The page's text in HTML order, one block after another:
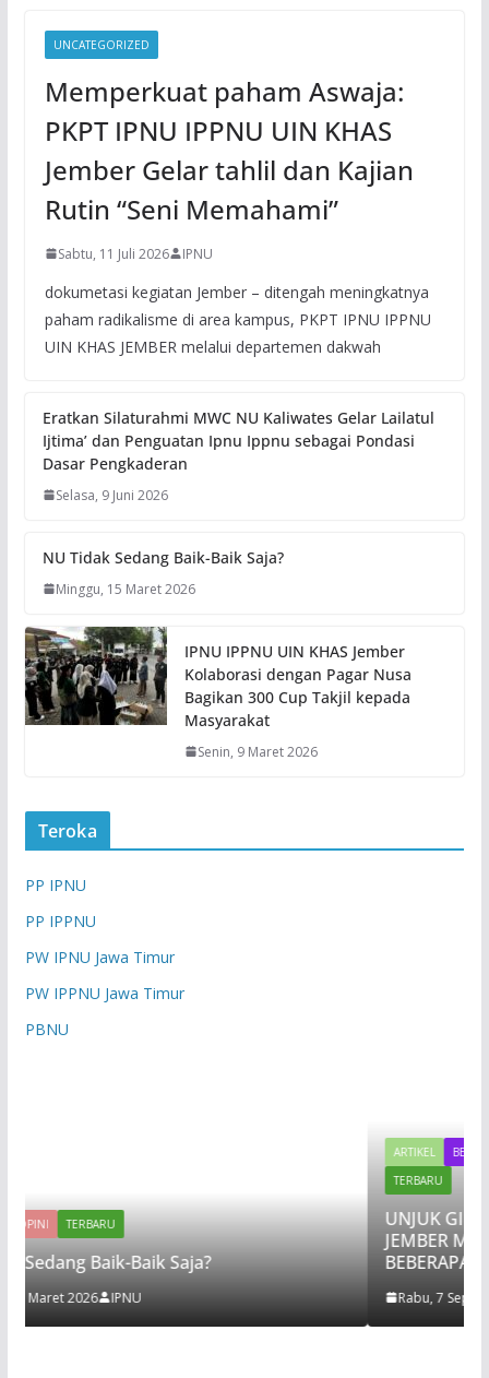
UNCATEGORIZED
Memperkuat paham Aswaja:
PKPT IPNU IPPNU UIN KHAS
Jember Gelar tahlil dan Kajian
Rutin “Seni Memahami”
Sabtu, 11 Juli 2026 IPNU
dokumetasi kegiatan Jember – ditengah meningkatnya
paham radikalisme di area kampus, PKPT IPNU IPPNU
UIN KHAS JEMBER melalui departemen dakwah
Eratkan Silaturahmi MWC NU Kaliwates Gelar Lailatul
Ijtima’ dan Penguatan Ipnu Ippnu sebagai Pondasi
Dasar Pengkaderan
Selasa, 9 Juni 2026
NU Tidak Sedang Baik-Baik Saja?
Minggu, 15 Maret 2026
IPNU IPPNU UIN KHAS Jember
Kolaborasi dengan Pagar Nusa
Bagikan 300 Cup Takjil kepada
Masyarakat
Senin, 9 Maret 2026
Teroka
PP IPNU
PP IPPNU
PW IPNU Jawa Timur
PW IPPNU Jawa Timur
PBNU
Saja?
NASIHAT
UNJUK GIGI, PKPT IPNU IPPNU
JEMBER MENGADAKAN
BEBERAPA KALI REGENERASI
Rabu, 7 September 2022 IPPNU